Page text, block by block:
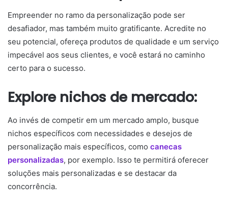
Empreender no ramo da personalização pode ser
desafiador, mas também muito gratificante. Acredite no
seu potencial, ofereça produtos de qualidade e um serviço
impecável aos seus clientes, e você estará no caminho
certo para o sucesso.
Explore nichos de mercado:
Ao invés de competir em um mercado amplo, busque
nichos específicos com necessidades e desejos de
personalização mais específicos, como canecas
personalizadas, por exemplo. Isso te permitirá oferecer
soluções mais personalizadas e se destacar da
concorrência.